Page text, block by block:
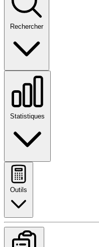
Rechercher
Statistiques
Outils